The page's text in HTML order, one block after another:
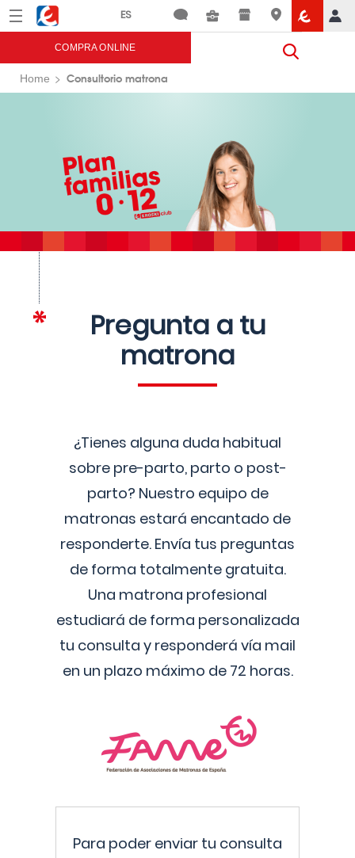
Menú Eroski
COMPRA ONLINE
Home Consultorio matrona
Pregunta a tu
matrona
¿Tienes alguna duda habitual
sobre pre-parto, parto o post-
parto? Nuestro equipo de
matronas estará encantado de
responderte. Envía tus preguntas
de forma totalmente gratuita.
Una matrona profesional
estudiará de forma personalizada
tu consulta y responderá vía mail
en un plazo máximo de 72 horas.
Para poder enviar tu consulta